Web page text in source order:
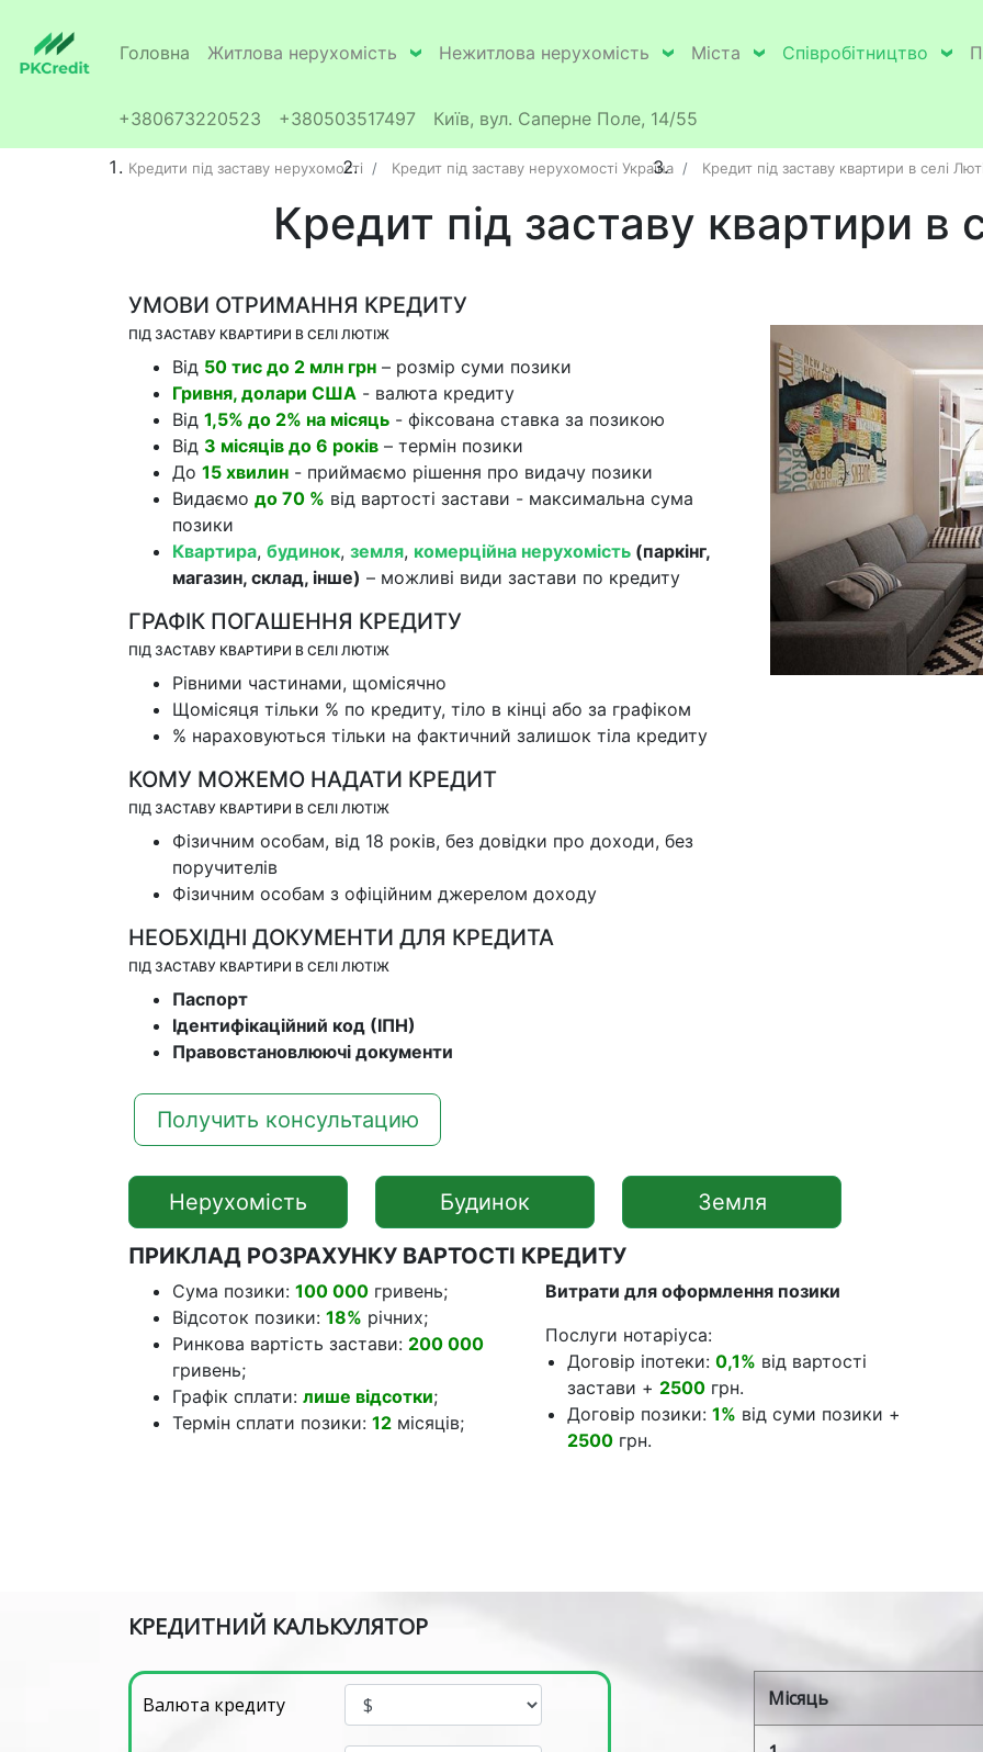
Головна Житлова нерухомість Нежитлова нерухомість Міста Співробітництво
+380673220523 +380503517497 Київ, вул. Саперне Поле, 14/55
Кредити під заставу нерухомості Кредит під заставу нерухомості Україна Кредит під заставу квартири в селі
Кредит під заставу квартири в
УМОВИ ОТРИМАННЯ КРЕДИТУ
ПІД ЗАСТАВУ КВАРТИРИ В СЕЛІ ЛЮТІЖ
Від 50 тис до 2 млн грн – розмір суми позики
Гривня, долари США - валюта кредиту
Від 1,5% до 2% на місяць - фіксована ставка за позикою
Від 3 місяців до 6 років – термін позики
До 15 хвилин - приймаємо рішення про видачу позики
Видаємо до 70 % від вартості застави - максимальна сума
позики
Квартира, будинок, земля, комерційна нерухомість (паркінг,
магазин, склад, інше) – можливі види застави по кредиту
ГРАФІК ПОГАШЕННЯ КРЕДИТУ
ПІД ЗАСТАВУ КВАРТИРИ В СЕЛІ ЛЮТІЖ
Рівними частинами, щомісячно
Щомісяця тільки % по кредиту, тіло в кінці або за графіком
% нараховуються тільки на фактичний залишок тіла кредиту
КОМУ МОЖЕМО НАДАТИ КРЕДИТ
ПІД ЗАСТАВУ КВАРТИРИ В СЕЛІ ЛЮТІЖ
Фізичним особам, від 18 років, без довідки про доходи, без
поручителів
Фізичним особам з офіційним джерелом доходу
НЕОБХІДНІ ДОКУМЕНТИ ДЛЯ КРЕДИТА
ПІД ЗАСТАВУ КВАРТИРИ В СЕЛІ ЛЮТІЖ
Паспорт
Ідентифікаційний код (ІПН)
Правовстановлюючі документи
Получить консультацию
Нерухомість Будинок Земля
ПРИКЛАД РОЗРАХУНКУ ВАРТОСТІ КРЕДИТУ
Сума позики: 100 000 гривень;
Відсоток позики: 18% річних;
Ринкова вартість застави: 200 000
гривень;
Графік сплати: лише відсотки;
Термін сплати позики: 12 місяців;
Витрати для оформлення позики
Послуги нотаріуса:
Договір іпотеки: 0,1% від вартості
застави + 2500 грн.
Договір позики: 1% від суми позики +
2500 грн.
КРЕДИТНИЙ КАЛЬКУЛЯТОР
Валюта кредиту Місяць